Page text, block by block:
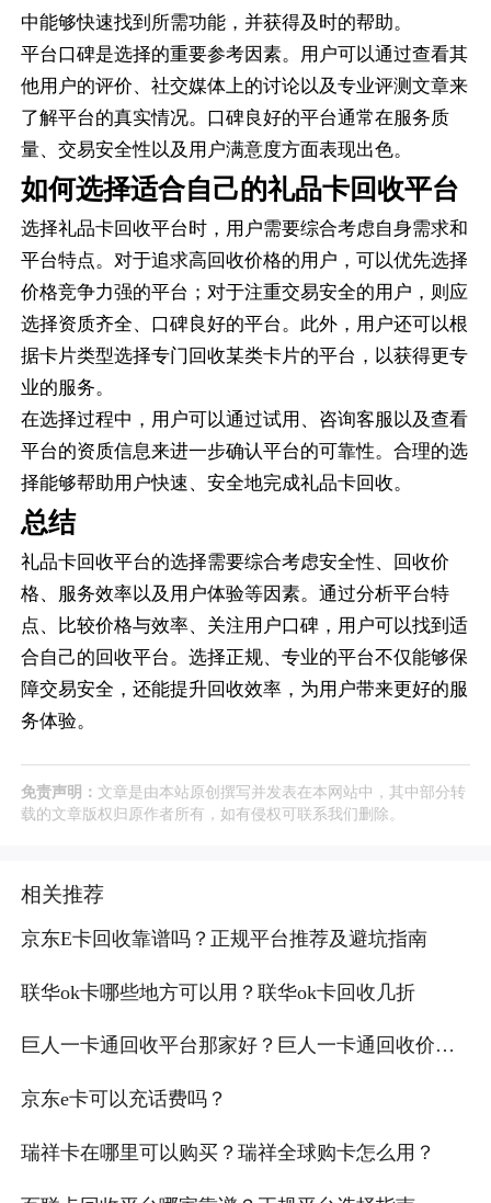
中能够快速找到所需功能，并获得及时的帮助。
平台口碑是选择的重要参考因素。用户可以通过查看其
他用户的评价、社交媒体上的讨论以及专业评测文章来
了解平台的真实情况。口碑良好的平台通常在服务质
量、交易安全性以及用户满意度方面表现出色。
如何选择适合自己的礼品卡回收平台
选择礼品卡回收平台时，用户需要综合考虑自身需求和
平台特点。对于追求高回收价格的用户，可以优先选择
价格竞争力强的平台；对于注重交易安全的用户，则应
选择资质齐全、口碑良好的平台。此外，用户还可以根
据卡片类型选择专门回收某类卡片的平台，以获得更专
业的服务。
在选择过程中，用户可以通过试用、咨询客服以及查看
平台的资质信息来进一步确认平台的可靠性。合理的选
择能够帮助用户快速、安全地完成礼品卡回收。
总结
礼品卡回收平台的选择需要综合考虑安全性、回收价
格、服务效率以及用户体验等因素。通过分析平台特
点、比较价格与效率、关注用户口碑，用户可以找到适
合自己的回收平台。选择正规、专业的平台不仅能够保
障交易安全，还能提升回收效率，为用户带来更好的服
务体验。
免责声明： 文章是由本站原创撰写并发表在本网站中，其中部分转
载的文章版权归原作者所有，如有侵权可联系我们删除。
相关推荐
京东E卡回收靠谱吗？正规平台推荐及避坑指南
联华ok卡哪些地方可以用？联华ok卡回收几折
巨人一卡通回收平台那家好？巨人一卡通回收价格
京东e卡可以充话费吗？
瑞祥卡在哪里可以购买？瑞祥全球购卡怎么用？